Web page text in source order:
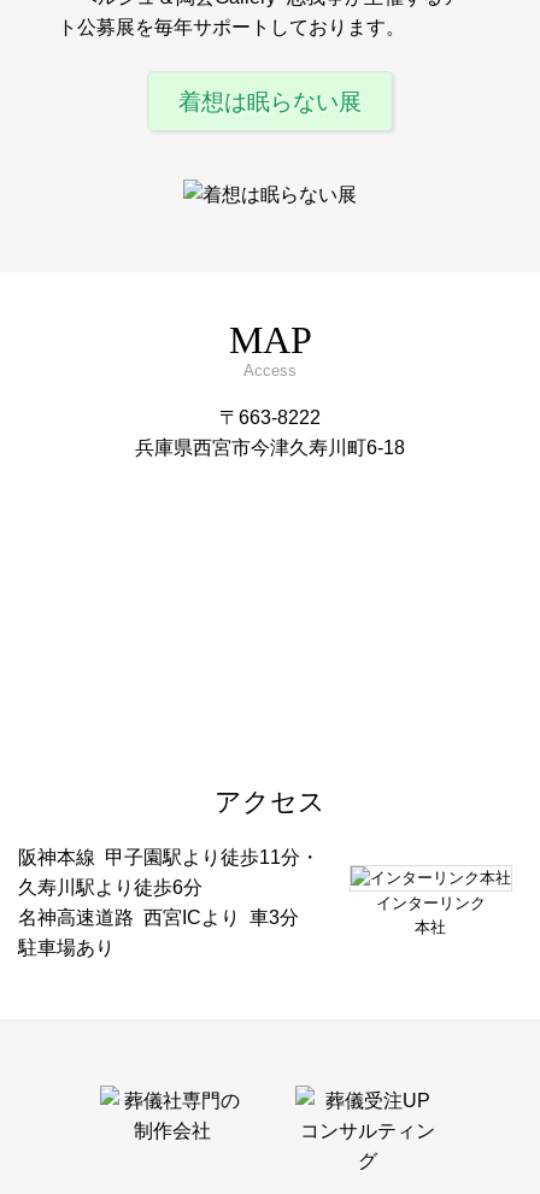
ト公募展を毎年サポートしております。
着想は眠らない展
MAP
Access
〒663-8222
兵庫県西宮市今津久寿川町6-18
アクセス
阪神本線 甲子園駅より徒歩11分・
久寿川駅より徒歩6分
名神高速道路 西宮ICより 車3分
駐車場あり
インターリンク
本社